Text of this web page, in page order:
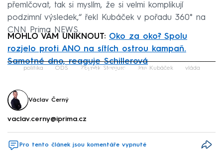
přemlčovat, tak si myslím, že si velmi komplikují
podzimní výsledek,“ řekl Kubáček v pořadu 360° na
CNN Prima NEWS.
MOHLO VÁM UNIKNOUT: Oko za oko? Spolu
rozjelo proti ANO na sítích ostrou kampaň.
Samotné dno, reaguje Schillerová
Failed to fetch
politika ODS Zbyněk Stanjura Jan Kubáček vláda
Václav Černý
vaclav.cerny@iprima.cz
Pro tento článek jsou komentáře vypnuté